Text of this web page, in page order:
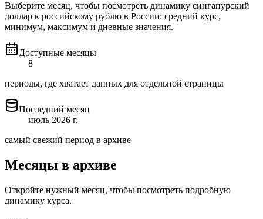
Выберите месяц, чтобы посмотреть динамику сингапурский
доллар к российскому рублю в России: средний курс,
минимум, максимум и дневные значения.
Доступные месяцы
8
периоды, где хватает данных для отдельной страницы
Последний месяц
июль 2026 г.
самый свежий период в архиве
Месяцы в архиве
Откройте нужный месяц, чтобы посмотреть подробную
динамику курса.